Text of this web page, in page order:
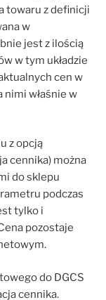
towaru z definicji
w
jest z ilością
w tym układzie
cen w
nimi właśnie w
z opcją
cennika) można
do sklepu
podczas
tylko i
pozostaje
do DGCS
cennika.